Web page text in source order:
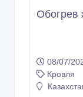
Обогрев
08/07/
Кровля